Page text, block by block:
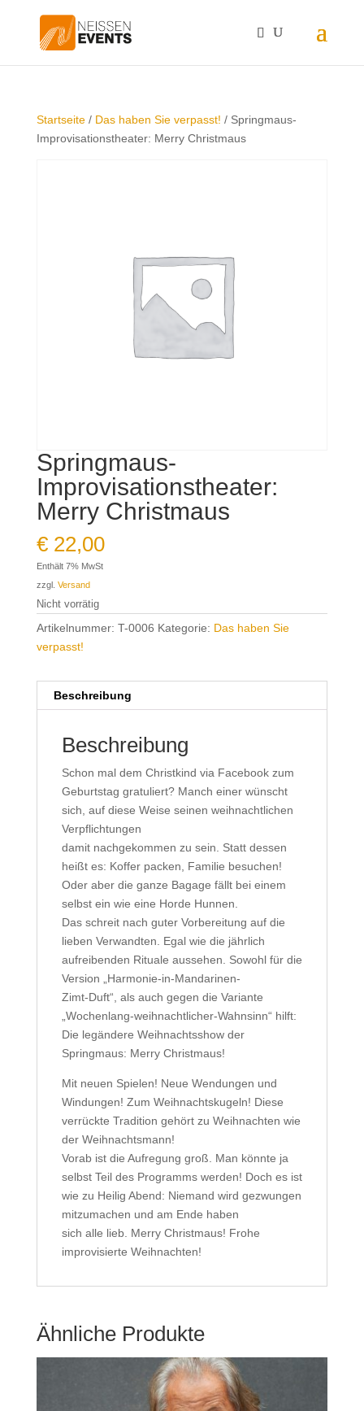
Startseite/ Das haben Sie verpasst! / Springmaus-
Improvisationstheater: Merry Christmaus
Springmaus-
Improvisationstheater:
Merry Christmaus
€22,00
Enthält 7% MwSt
zzgl. Versand
Nicht vorrätig
Artikelnummer: T-0006 Kategorie: Das haben Sie
verpasst!
Beschreibung
Beschreibung
Schon mal dem Christkind via Facebook zum
Geburtstag gratuliert? Manch einer wünscht
sich, auf diese Weise seinen weihnachtlichen
Verpflichtungen
damit nachgekommen zu sein. Statt dessen
heißt es: Koffer packen, Familie besuchen!
Oder aber die ganze Bagage fällt bei einem
selbst ein wie eine Horde Hunnen.
Das schreit nach guter Vorbereitung auf die
lieben Verwandten. Egal wie die jährlich
aufreibenden Rituale aussehen. Sowohl für die
Version „Harmonie-in-Mandarinen-
Zimt-Duft“, als auch gegen die Variante
„Wochenlang-weihnachtlicher-Wahnsinn“ hilft:
Die legändere Weihnachtsshow der
Springmaus: Merry Christmaus!
Mit neuen Spielen! Neue Wendungen und
Windungen! Zum Weihnachtskugeln! Diese
verrückte Tradition gehört zu Weihnachten wie
der Weihnachtsmann!
Vorab ist die Aufregung groß. Man könnte ja
selbst Teil des Programms werden! Doch es ist
wie zu Heilig Abend: Niemand wird gezwungen
mitzumachen und am Ende haben
sich alle lieb. Merry Christmaus! Frohe
improvisierte Weihnachten!
Ähnliche Produkte